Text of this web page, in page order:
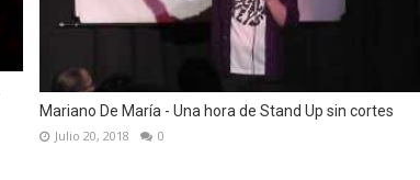
Mariano De María - Una hora de Stand Up sin cortes
Julio 20, 2018 0